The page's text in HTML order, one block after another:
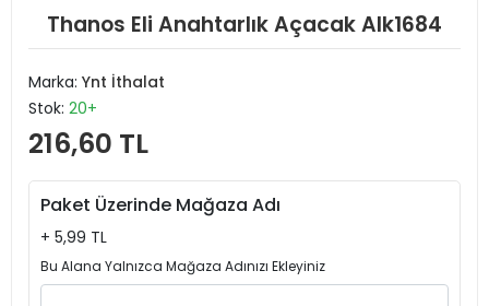
Thanos Eli Anahtarlık Açacak Alk1684
Marka: Ynt İthalat
Stok: 20+
216,60 TL
Paket Üzerinde Mağaza Adı
+ 5,99 TL
Bu Alana Yalnızca Mağaza Adınızı Ekleyiniz